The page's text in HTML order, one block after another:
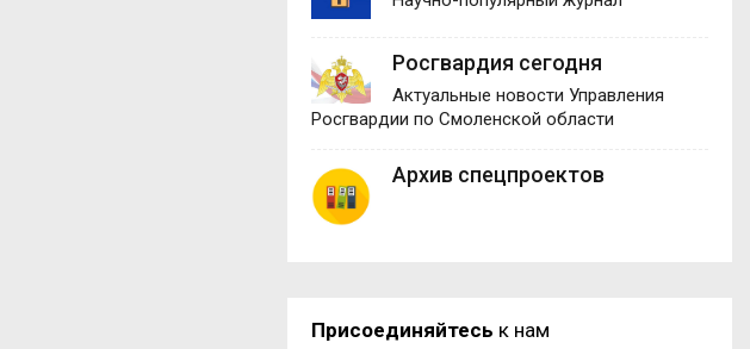
Росгвардия сегодня
Актуальные новости Управления
Росгвардии по Смоленской области
Архив спецпроектов
Присоединяйтесь к нам